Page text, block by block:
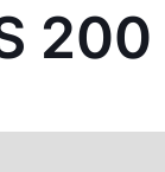
200